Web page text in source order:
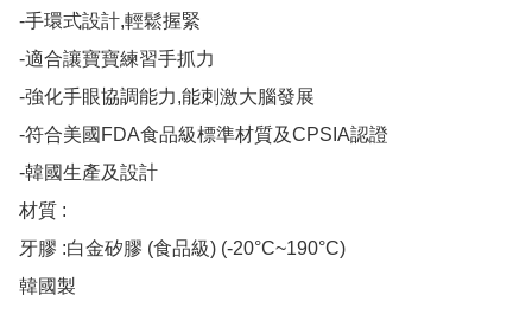
-手環式設計,輕鬆握緊
-適合讓寶寶練習手抓力
-強化手眼協調能力,能刺激大腦發展
-符合美國FDA食品級標準材質及CPSIA認證
-韓國生產及設計
材質 :
牙膠 :白金矽膠 (食品級) (-20°C~190°C)
韓國製